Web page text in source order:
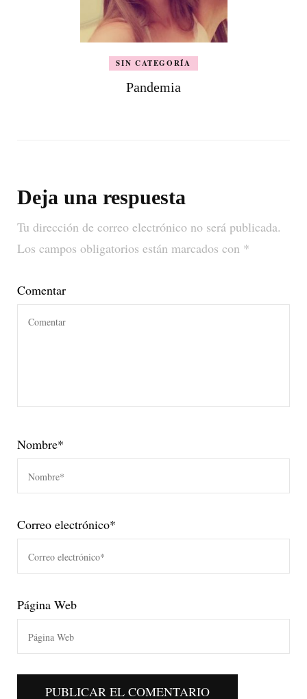
SIN CATEGORÍA
Pandemia
Deja una respuesta
Tu dirección de correo electrónico no será publicada.
Los campos obligatorios están marcados con *
Comentar
Nombre*
Correo electrónico*
Página Web